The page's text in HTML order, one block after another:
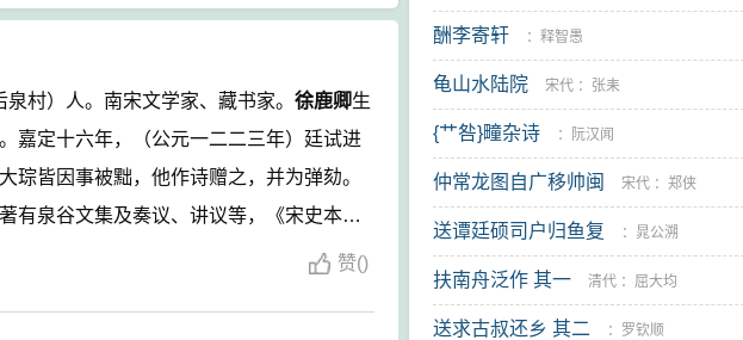
村）人。南宋文学家、藏书家。 徐鹿卿生
嘉定十六年，（公元一二二三年）廷试进
皆因事被黜，他作诗赠之，并为弹劾。
有泉谷文集及奏议、讲议等，《宋史本
赞()
酬李寄轩 ： 释智愚
龟山水陆院 宋代 ： 张耒
{艹咎}疃杂诗 ： 阮汉闻
仲常龙图自广移帅闽 宋代 ： 郑侠
送谭廷硕司户归鱼复 ： 晁公溯
扶南舟泛作 其一 清代 ： 屈大均
送求古叔还乡 其二 ： 罗钦顺